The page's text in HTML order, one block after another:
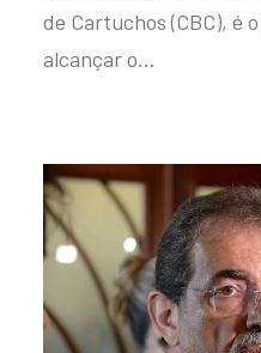
de Cartuchos (CBC), é
alcançar o…